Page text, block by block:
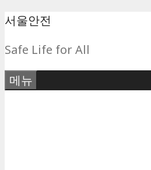
컨
츠
로
건
서울안전
Safe Life for All
메뉴